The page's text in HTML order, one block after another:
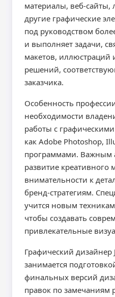
материалы, веб-сайты,
другие графические
под руководством
и выполняет задачи,
макетов, иллюстраций
решений,
заказчика.
Особенность
необходимости
работы с
как Adobe Photoshop,
программами. Важным
развитие
внимательности к
бренд-стратегиям.
учится новым
чтобы создавать
привлекательные
Графический
занимается
финальных версий
правок по замечаниям